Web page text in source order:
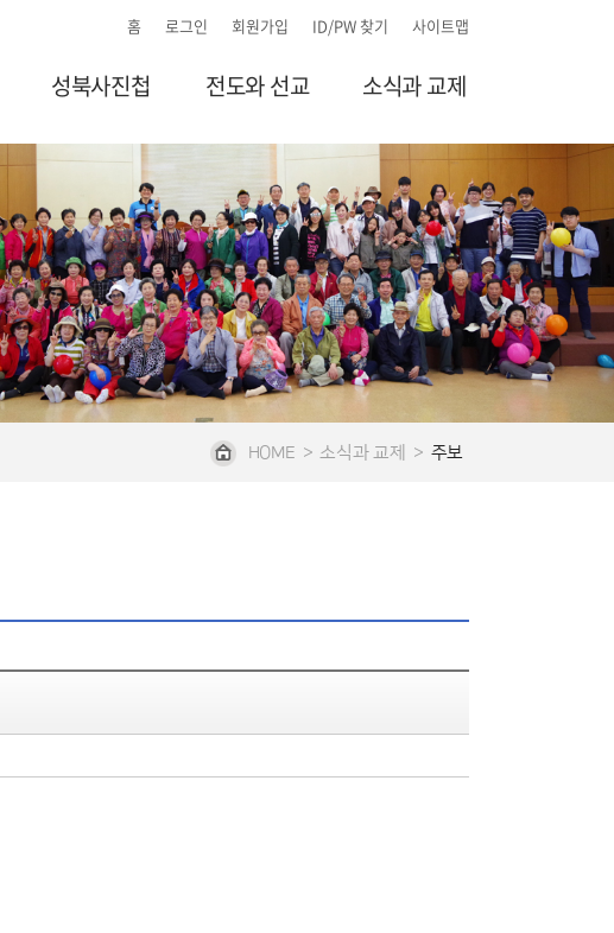
홈 로그인 회원가입 ID/PW 찾기 사이트맵
성북사진첩 전도와 선교 소식과 교제
HOME > 소식과 교제 > 주보